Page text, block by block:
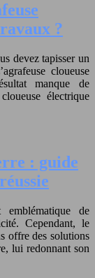
?
devez tapisser un
cloueuse
manque de
électrique
: guide
de
Cependant, le
offre des solutions
lui redonnant son